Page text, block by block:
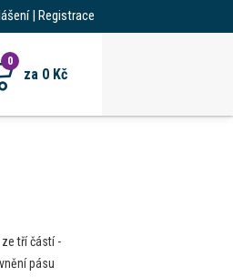
| Registrace
0
za 0 Kč
tří částí -
pásu